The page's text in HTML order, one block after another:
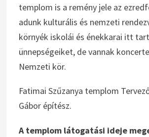
templom is a remény jele az
adunk kulturális és nemzeti
környék iskolái és énekkarai itt
ünnepségeiket, de vannak
Nemzeti kör.
Fatimai Szűzanya templom
Gábor építész.
A templom látogatási ideje